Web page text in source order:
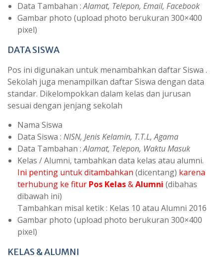
Data Tambahan :Alamat, Telepon, Email, Facebook
Gambar photo (upload photo berukuran 300×400
pixel)
DATA SISWA
Pos ini digunakan untuk menambahkan daftar Siswa .
Sekolah juga menampilkan daftar Siswa dengan data
standar. Dikelompokkan dalam kelas dan jurusan
sesuai dengan jenjang sekolah
Nama Siswa
Data Siswa : NISN, Jenis Kelamin, T.T.L, Agama
Data Tambahan :Alamat, Telepon, Waktu Masuk
Kelas / Alumni, tambahkan data kelas atau alumni.
Ini penting untuk ditambahkan (dicentang) karena
terhubung ke fitur Pos Kelas&Alumni (dibahas
dibawah ini)
Tambahkan misal ketik : Kelas 10 atau Alumni 2016
Gambar photo (upload photo berukuran 300×400
pixel)
KELAS & ALUMNI